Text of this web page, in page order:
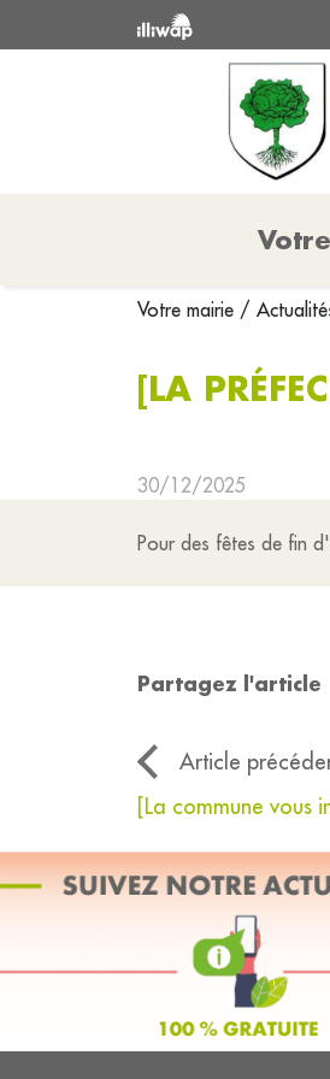
Votre mairie /
[LA
30/12/2025
Pour des fêtes de fin
Partagez l'article
Article
[La commune vous